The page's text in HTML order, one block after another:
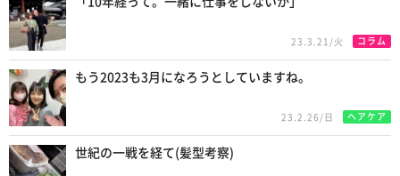
23.3.21/火 コラム
もう2023も3月になろうとしていますね。
23.2.26/日 ヘアケア
世紀の一戦を経て(髪型考察)